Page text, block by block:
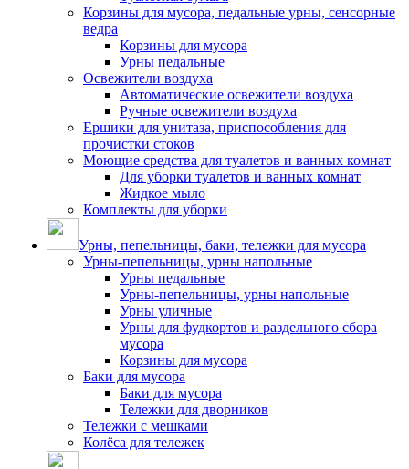
Корзины для мусора, педальные урны, сенсорные
ведра
Корзины для мусора
Урны педальные
Освежители воздуха
Автоматические освежители воздуха
Ручные освежители воздуха
Ершики для унитаза, приспособления для
прочистки стоков
Моющие средства для туалетов и ванных комнат
Для уборки туалетов и ванных комнат
Жидкое мыло
Комплекты для уборки
Урны, пепельницы, баки, тележки для мусора
Урны-пепельницы, урны напольные
Урны педальные
Урны-пепельницы, урны напольные
Урны уличные
Урны для фудкортов и раздельного сбора
мусора
Корзины для мусора
Баки для мусора
Баки для мусора
Тележки для дворников
Тележки с мешками
Колёса для тележек